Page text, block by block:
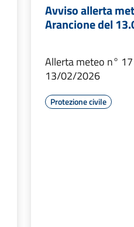
Avviso allerta
Arancione del
Allerta meteo n°
13/02/2026
Protezione civile